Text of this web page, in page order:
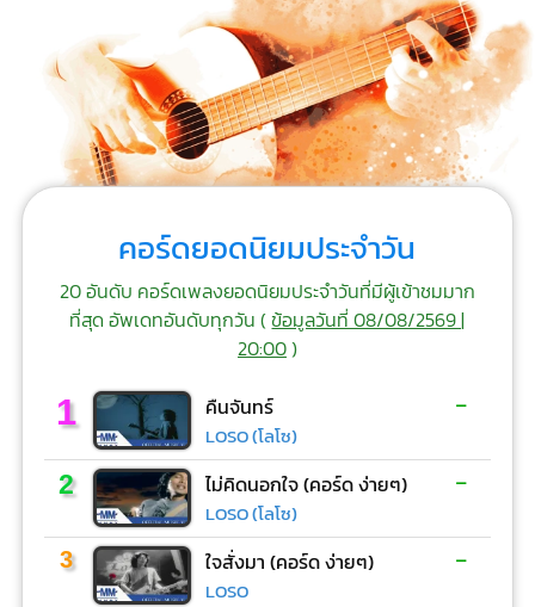
คอร์ดยอดนิยมประจำวัน
20 อันดับ คอร์ดเพลงยอดนิยมประจำวันที่มีผู้เข้าชมมาก
ที่สุด อัพเดทอันดับทุกวัน (ข้อมูลวันที่ 08/08/2569 |
20:00)
1 คืนจันทร์
LOSO (โลโซ)
-
2 ไม่คิดนอกใจ (คอร์ด ง่ายๆ)
LOSO (โลโซ)
-
3 ใจสั่งมา (คอร์ด ง่ายๆ)
LOSO
-